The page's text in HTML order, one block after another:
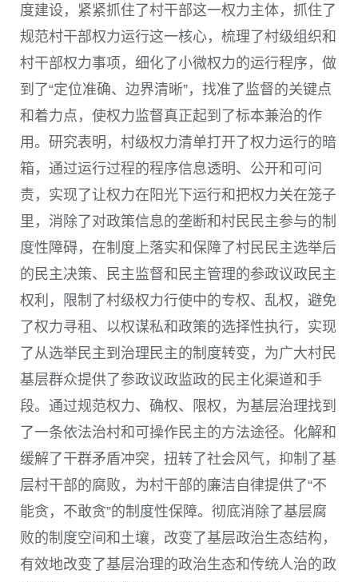
度建设，紧紧抓住了村干部这一权力主体，抓住了
规范村干部权力运行这一核心，梳理了村级组织和
村干部权力事项，细化了小微权力的运行程序，做
到了“定位准确、边界清晰”，找准了监督的关键点
和着力点，使权力监督真正起到了标本兼治的作
用。研究表明，村级权力清单打开了权力运行的暗
箱，通过运行过程的程序信息透明、公开和可问
责，实现了让权力在阳光下运行和把权力关在笼子
里，消除了对政策信息的垄断和村民民主参与的制
度性障碍，在制度上落实和保障了村民民主选举后
的民主决策、民主监督和民主管理的参政议政民主
权利，限制了村级权力行使中的专权、乱权，避免
了权力寻租、以权谋私和政策的选择性执行，实现
了从选举民主到治理民主的制度转变，为广大村民
基层群众提供了参政议政监政的民主化渠道和手
段。通过规范权力、确权、限权，为基层治理找到
了一条依法治村和可操作民主的方法途径。化解和
缓解了干群矛盾冲突，扭转了社会风气，抑制了基
层村干部的腐败，为村干部的廉洁自律提供了“不
能贪，不敢贪”的制度性保障。彻底消除了基层腐
败的制度空间和土壤，改变了基层政治生态结构，
有效地改变了基层治理的政治生态和传统人治的政